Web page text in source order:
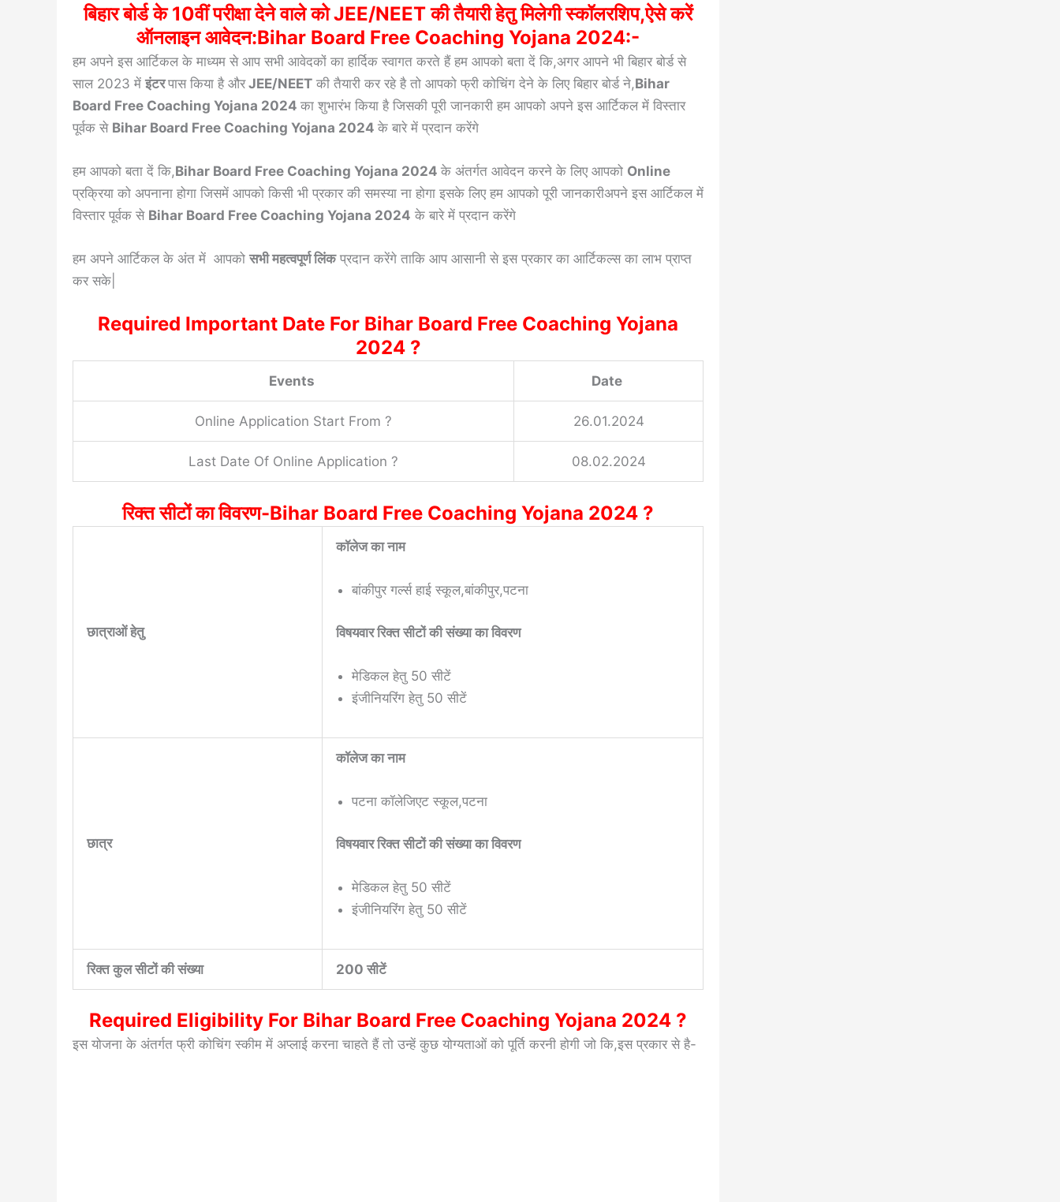
बिहार बोर्ड के 10वीं परीक्षा देने वाले को JEE/NEET की तैयारी हेतु मिलेगी स्कॉलरशिप,ऐसे करें
ऑनलाइन आवेदन:Bihar Board Free Coaching Yojana 2024:-
हम अपने इस आर्टिकल के माध्यम से आप सभी आवेदकों का हार्दिक स्वागत करते हैं हम आपको बता दें कि,अगर आपने भी बिहार बोर्ड से
साल 2023 में इंटरपास किया है औरJEE/NEET की तैयारी कर रहे है तो आपको फ्री कोचिंग देने के लिए बिहार बोर्ड ने,Bihar
Board Free Coaching Yojana 2024 का शुभारंभ किया है जिसकी पूरी जानकारी हम आपको अपने इस आर्टिकल में विस्तार
पूर्वक से Bihar Board Free Coaching Yojana 2024 के बारे में प्रदान करेंगे
हम आपको बता दें कि,Bihar Board Free Coaching Yojana 2024 के अंतर्गत आवेदन करने के लिए आपको Online
प्रक्रिया को अपनाना होगा जिसमें आपको किसी भी प्रकार की समस्या ना होगा इसके लिए हम आपको पूरी जानकारीअपने इस आर्टिकल में
विस्तार पूर्वक से Bihar Board Free Coaching Yojana 2024 के बारे में प्रदान करेंगे
हम अपने आर्टिकल के अंत में आपको सभी महत्वपूर्ण लिंकप्रदान करेंगे ताकि आप आसानी से इस प्रकार का आर्टिकल्स का लाभ प्राप्त
कर सके|
Required Important Date For Bihar Board Free Coaching Yojana
2024 ?
Events Date
Online Application Start From ? 26.01.2024
Last Date Of Online Application ? 08.02.2024
रिक्त सीटों का विवरण-Bihar Board Free Coaching Yojana 2024 ?
छात्राओं हेतु
कॉलेज का नाम
बांकीपुर गर्ल्स हाई स्कूल,बांकीपुर,पटना
विषयवार रिक्त सीटों की संख्या का विवरण
मेडिकल हेतु 50 सीटें
इंजीनियरिंग हेतु 50 सीटें
छात्र
कॉलेज का नाम
पटना कॉलेजिएट स्कूल,पटना
विषयवार रिक्त सीटों की संख्या का विवरण
मेडिकल हेतु 50 सीटें
इंजीनियरिंग हेतु 50 सीटें
रिक्त कुल सीटों की संख्या 200 सीटें
Required Eligibility For Bihar Board Free Coaching Yojana 2024 ?
इस योजना के अंतर्गत फ्री कोचिंग स्कीम में अप्लाई करना चाहते हैं तो उन्हें कुछ योग्यताओं को पूर्ति करनी होगी जो कि,इस प्रकार से है-